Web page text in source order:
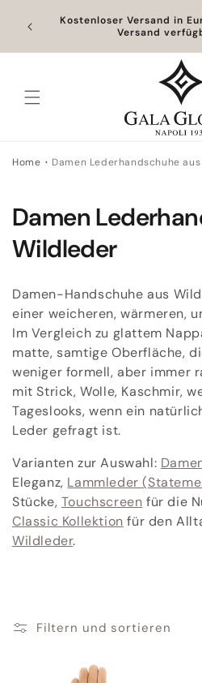
zum
Inhalt
und
Kostenloser Versand in
Versand
Home Damen Lederhandschuhe
K
a
e
g
o
r
i
e
:
Damen
Wildleder
Damen-Handschuhe aus
einer weicheren, wärmeren,
Im Vergleich zu glattem
matte, samtige Oberfläche,
weniger formell, aber immer
mit Strick, Wolle, Kaschmir,
Tageslooks, wenn ein
Leder gefragt ist.
Varianten zur Auswahl:
Eleganz, Lammleder
Stücke, Touchscreen für die
Classic Kollektion für den
Wildleder.
Filtern und sortieren